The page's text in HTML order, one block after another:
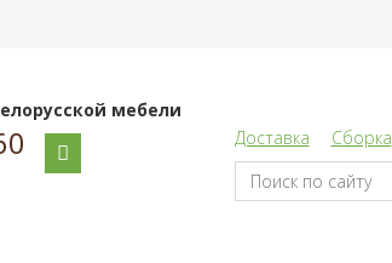
мебели
Доставка Сборка